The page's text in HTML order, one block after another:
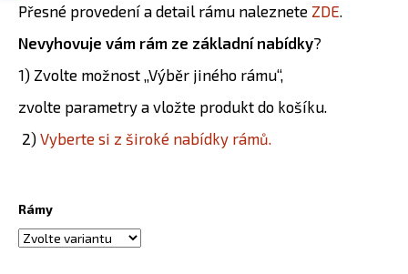
Přesné provedení a detail rámu naleznete ZDE.
Nevyhovuje vám rám ze základní nabídky?
1) Zvolte možnost „Výběr jiného rámu“,
zvolte parametry a vložte produkt do košíku.
2) Vyberte si z široké nabídky rámů.
Rámy
D
p
o
u
j
e